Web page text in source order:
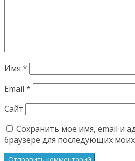
Имя *
Email *
Сайт
Сохранить моё имя, email и
браузере для последующих